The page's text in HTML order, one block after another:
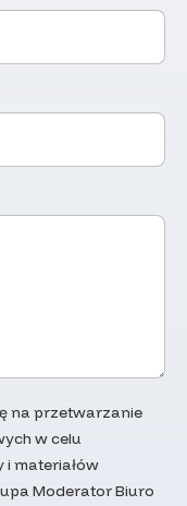
na przetwarzanie
w celu
materiałów
Moderator Biuro